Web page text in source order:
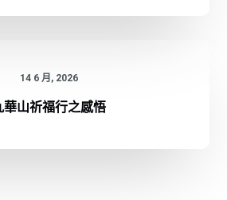
14 6 月, 2026
華山祈福行之感悟